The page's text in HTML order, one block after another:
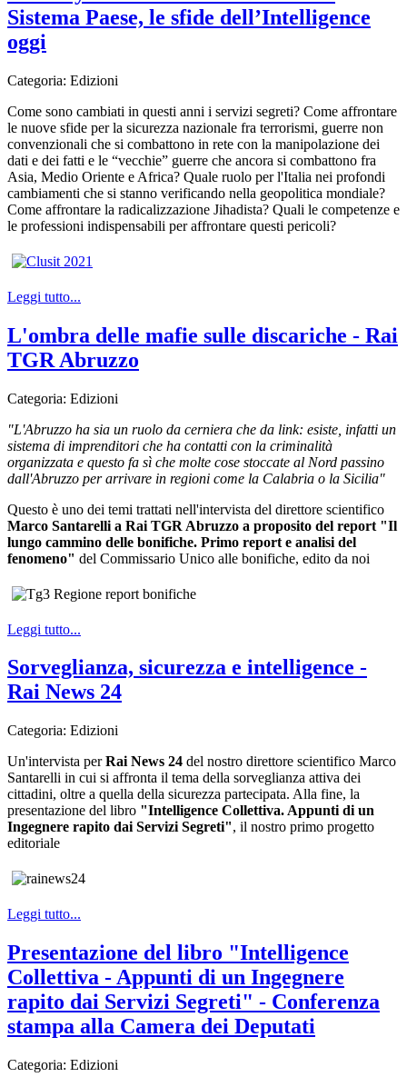
Sistema Paese, le sfide dell’Intelligence
oggi
Categoria: Edizioni
Come sono cambiati in questi anni i servizi segreti? Come affrontare
le nuove sfide per la sicurezza nazionale fra terrorismi, guerre non
convenzionali che si combattono in rete con la manipolazione dei
dati e dei fatti e le “vecchie” guerre che ancora si combattono fra
Asia, Medio Oriente e Africa? Quale ruolo per l'Italia nei profondi
cambiamenti che si stanno verificando nella geopolitica mondiale?
Come affrontare la radicalizzazione Jihadista? Quali le competenze e
le professioni indispensabili per affrontare questi pericoli?
Leggi tutto...
L'ombra delle mafie sulle discariche - Rai
TGR Abruzzo
Categoria: Edizioni
"L'Abruzzo ha sia un ruolo da cerniera che da link: esiste, infatti un
sistema di imprenditori che ha contatti con la criminalità
organizzata e questo fa sì che molte cose stoccate al Nord passino
dall'Abruzzo per arrivare in regioni come la Calabria o la Sicilia"
Questo è uno dei temi trattati nell'intervista del direttore scientifico
Marco Santarelli a Rai TGR Abruzzo a proposito del report "Il
lungo cammino delle bonifiche. Primo report e analisi del
fenomeno" del Commissario Unico alle bonifiche, edito da noi
Leggi tutto...
Sorveglianza, sicurezza e intelligence -
Rai News 24
Categoria: Edizioni
Un'intervista perRai News 24 del nostro direttore scientifico Marco
Santarelli in cui si affronta il tema della sorveglianza attiva dei
cittadini, oltre a quella della sicurezza partecipata. Alla fine, la
presentazione del libro "Intelligence Collettiva. Appunti di un
Ingegnere rapito dai Servizi Segreti", il nostro primo progetto
editoriale
Leggi tutto...
Presentazione del libro "Intelligence
Collettiva - Appunti di un Ingegnere
rapito dai Servizi Segreti" - Conferenza
stampa alla Camera dei Deputati
Categoria: Edizioni